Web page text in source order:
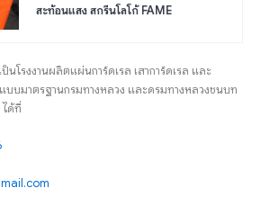
สะท้อนแสง สกรีนโลโก้ FAME
โรงงานผลิตแผ่นการ์ดเรล เสาการ์ดเรล และ
บบมาตรฐานกรมทางหลวง และดรมทางหลวงชนบท
ด้ที่